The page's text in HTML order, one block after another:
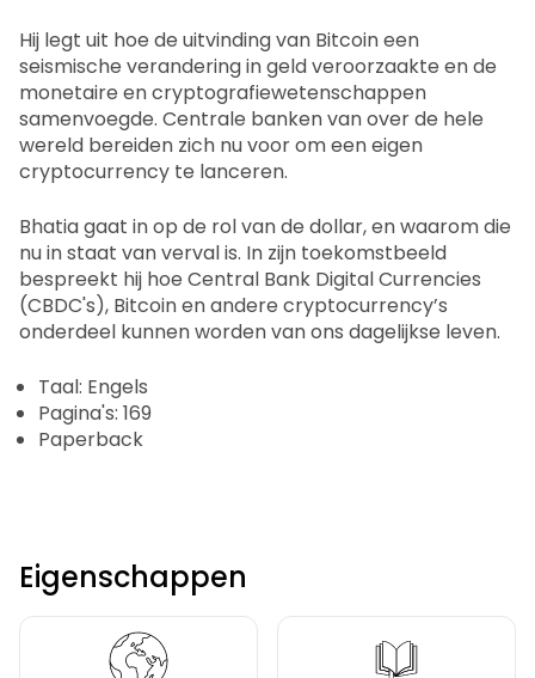
Hij legt uit hoe de uitvinding van Bitcoin een
seismische verandering in geld veroorzaakte en de
monetaire en cryptografiewetenschappen
samenvoegde. Centrale banken van over de hele
wereld bereiden zich nu voor om een eigen
cryptocurrency te lanceren.
Bhatia gaat in op de rol van de dollar, en waarom die
nu in staat van verval is. In zijn toekomstbeeld
bespreekt hij hoe Central Bank Digital Currencies
(CBDC's), Bitcoin en andere cryptocurrency’s
onderdeel kunnen worden van ons dagelijkse leven.
Taal: Engels
Pagina's: 169
Paperback
Eigenschappen